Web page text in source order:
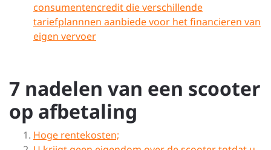
consumentencredit die verschillende
tariefplannnen aanbiede voor het financieren van
eigen vervoer
7 nadelen van een scooter
op afbetaling
Hoge rentekosten;